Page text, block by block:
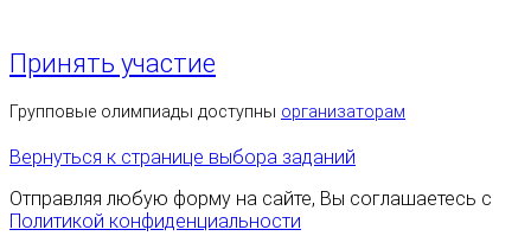
Принять участие
Групповые олимпиады доступны организаторам
Вернуться к странице выбора заданий
Отправляя любую форму на сайте, Вы соглашаетесь с
Политикой конфиденциальности